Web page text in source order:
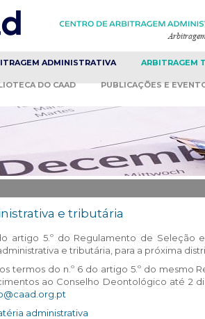
ADMINISTRATIVA ARBITRAGEM
DO CAAD PUBLICAÇÕES E
e tributária
artigo 5.º do Regulamento de Seleção
e tributária, para a próxima
termos do n.º 6 do artigo 5.º do
ao Conselho Deontológico até 2
administrativa